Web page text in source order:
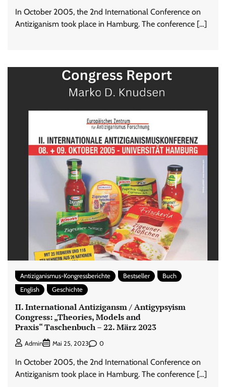
In October 2005, the 2nd International Conference on
Antiziganism took place in Hamburg. The conference […]
Antiziganismus-Kongressberichte Bestseller
Buch
English
Geschichte
II. International Antizigansm / Antigypsyism
Congress: „Theories, Models and
Praxis“ Taschenbuch – 22. März 2023
Admin Mai 25, 2023 0
In October 2005, the 2nd International Conference on
Antiziganism took place in Hamburg. The conference […]